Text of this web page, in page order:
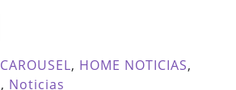
, HOME NOTICIAS,
, Noticias